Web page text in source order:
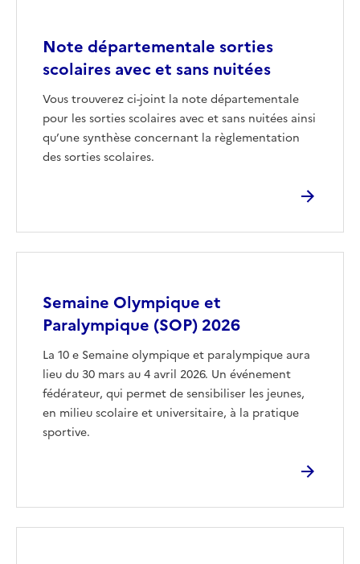
Note départementale sorties
scolaires avec et sans nuitées
Vous trouverez ci-joint la note départementale
pour les sorties scolaires avec et sans nuitées ainsi
qu’une synthèse concernant la règlementation
des sorties scolaires.
Semaine Olympique et
Paralympique (SOP) 2026
La 10 e Semaine olympique et paralympique aura
lieu du 30 mars au 4 avril 2026. Un événement
fédérateur, qui permet de sensibiliser les jeunes,
en milieu scolaire et universitaire, à la pratique
sportive.